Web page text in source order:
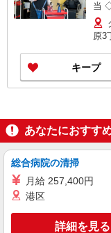
当 ◇ いろいろな働き方が可能で◇ ［例1］都合に
合
＋
円
日／日祝＋
主
※時
原3
キープ
あなたにおすす
総合病院の清掃
月給 257,400円
港区
詳細を見る